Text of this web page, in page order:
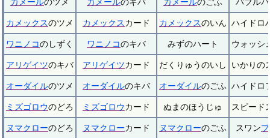
カメックスのツメ カメックスカード カメックスのいん ハイドロ
ワニノコのしずく ワニノコのキバ みずのハート ウォッシ
アリゲイツのキバ アリゲイツカード だくりゅうのいし いかりの
オーダイルのツメ オーダイルのキバ オーダイルのごふ ハイドロ
ミズゴロウのどろ ミズゴロウカード ぬまのほうじゅ スピード
ヌマクローのどろ ヌマクローカード ヌマクローのごふ スワン